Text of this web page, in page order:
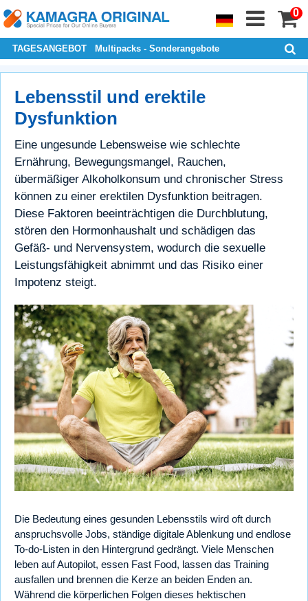
0
TAGESANGEBOT Multipacks - Sonderangebote
Lebensstil und erektile
Dysfunktion
Eine ungesunde Lebensweise wie schlechte
Ernährung, Bewegungsmangel, Rauchen,
übermäßiger Alkoholkonsum und chronischer Stress
können zu einer erektilen Dysfunktion beitragen.
Diese Faktoren beeinträchtigen die Durchblutung,
stören den Hormonhaushalt und schädigen das
Gefäß- und Nervensystem, wodurch die sexuelle
Leistungsfähigkeit abnimmt und das Risiko einer
Impotenz steigt.
Die Bedeutung eines gesunden Lebensstils wird oft durch
anspruchsvolle Jobs, ständige digitale Ablenkung und endlose
To-do-Listen in den Hintergrund gedrängt. Viele Menschen
leben auf Autopilot, essen Fast Food, lassen das Training
ausfallen und brennen die Kerze an beiden Enden an.
Während die körperlichen Folgen dieses hektischen